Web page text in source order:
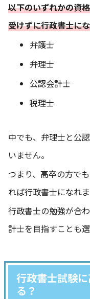
以下のいずれかの資
受けずに行政書士に
弁護士
弁理士
公認会計士
税理士
中でも、弁理士と公
いません。
つまり、高卒の方でも
れば行政書士になれま
行政書士の勉強が合
計士を目指すことも
行政書士試験
る？